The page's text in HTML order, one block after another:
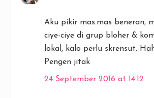
Aku pikir mas.mas beneran,
ciye-ciye di grup bloher &
lokal, kalo perlu skrensut.
Pengen jitak
24 September 2016 at 14:12